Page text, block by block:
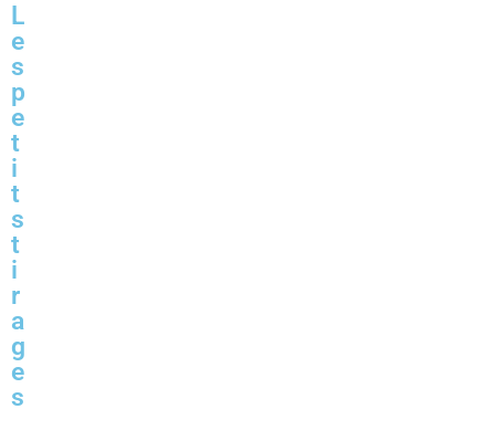
L
e
s
p
e
t
i
t
s
t
i
r
a
g
e
s